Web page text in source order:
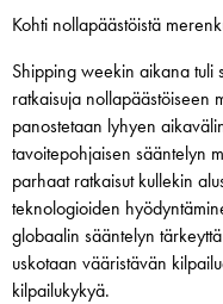
Kohti nollapäästöistä
Shipping weekin aikana tuli
ratkaisuja nollapäästöiseen
panostetaan lyhyen
tavoitepohjaisen sääntelyn
parhaat ratkaisut kullekin
teknologioiden
globaalin sääntelyn
uskotaan vääristävän
kilpailukykyä.